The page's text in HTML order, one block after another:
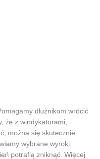
dłużnikom wrócić
że z windykatorami,
można się skutecznie
wybrane wyroki,
potrafią zniknąć. Więcej